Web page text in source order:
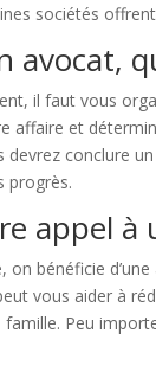
sociétés
avocat,
il faut vous
et
conclure
progrès.
appel à
on bénéficie
vous aider à
Peu